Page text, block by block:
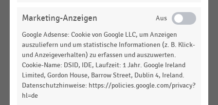
Top 10 der Gruppen im Markt der
Getränkeabholmärkte nach Zahl der Geschäfte
2010
GROSSHANDEL |STATISTIK
Umsatz der größten Unternehmen im
Marketing-Anzeigen
Google Adsense: Cookie von Google LLC, um Anzeigen
auszuliefern und um statistische Informationen (z. B. Klick-
und Anzeigeverhalten) zu erfassen und auszuwerten.
Cookie-Name: DSID, IDE, Laufzeit: 1 Jahr. Google Ireland
Limited, Gordon House, Barrow Street, Dublin 4, Ireland.
Datenschutzhinweise: https://policies.google.com/privacy?
hl=de